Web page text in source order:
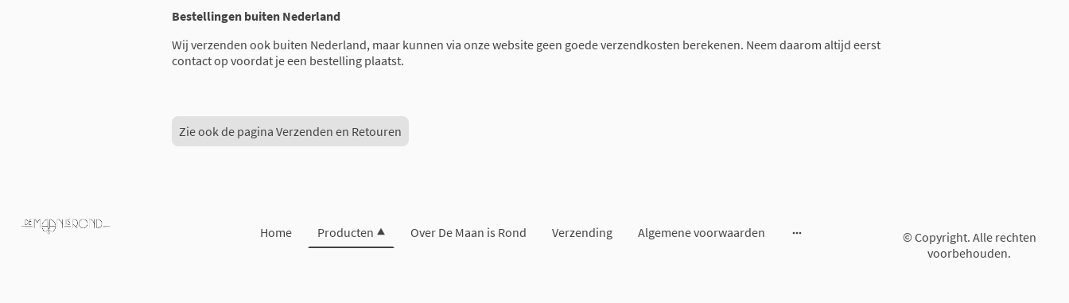
Bestellingen buiten Nederland
Wij verzenden ook buiten Nederland, maar kunnen via onze website geen goede verzendkosten berekenen. Neem daarom altijd eerst
contact op voordat je een bestelling plaatst.
Zie ook de pagina Verzenden en Retouren
Home Producten Over De Maan is Rond Verzending Algemene voorwaarden
© Copyright. Alle rechten
voorbehouden.